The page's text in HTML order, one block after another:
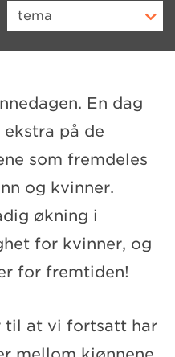
tema
En dag
på de
som fremdeles
og kvinner.
økning i
for kvinner, og
for fremtiden!
til at vi fortsatt har